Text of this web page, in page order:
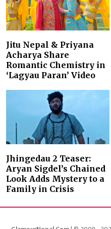
Jitu Nepal & Priyana
Acharya Share
Romantic Chemistry in
‘Lagyau Paran’ Video
Jhingedau 2 Teaser:
Aryan Sigdel’s Chained
Look Adds Mystery to a
Family in Crisis